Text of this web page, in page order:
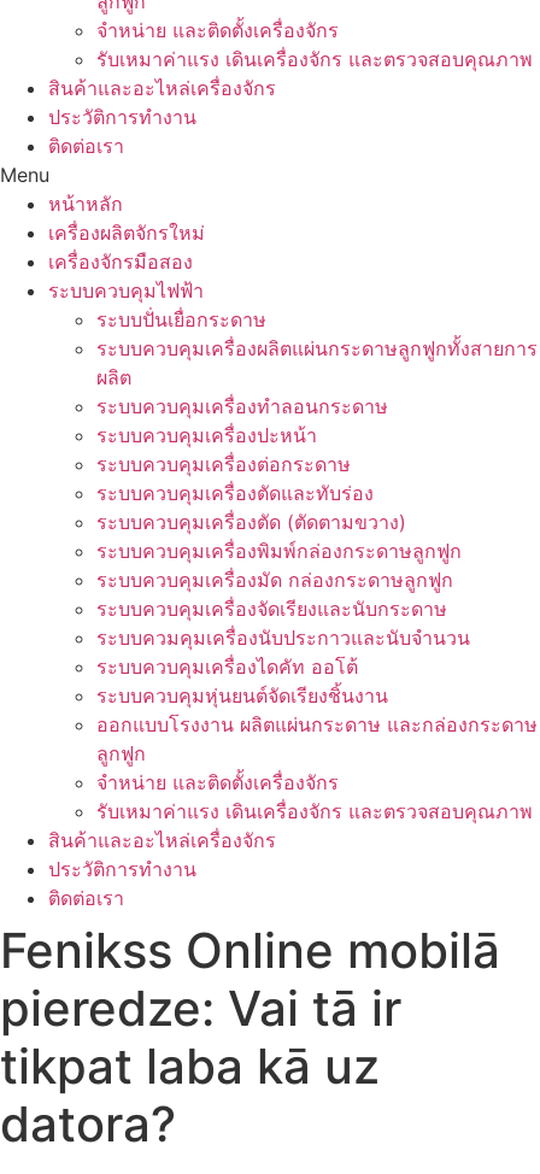
จำหน่าย และติดตั้งเครื่องจักร
รับเหมาค่าแรง เดินเครื่องจักร และตรวจสอบคุณภาพ
สินค้าและอะไหล่เครื่องจักร
ประวัติการทำงาน
ติดต่อเรา
Menu
หน้าหลัก
เครื่องผลิตจักรใหม่
เครื่องจักรมือสอง
ระบบควบคุมไฟฟ้า
ระบบปั่นเยื่อกระดาษ
ระบบควบคุมเครื่องผลิตแผ่นกระดาษลูกฟูกทั้งสายการ
ผลิต
ระบบควบคุมเครื่องทำลอนกระดาษ
ระบบควบคุมเครื่องปะหน้า
ระบบควบคุมเครื่องต่อกระดาษ
ระบบควบคุมเครื่องตัดและทับร่อง
ระบบควบคุมเครื่องตัด (ตัดตามขวาง)
ระบบควบคุมเครื่องพิมพ์กล่องกระดาษลูกฟูก
ระบบควบคุมเครื่องมัด กล่องกระดาษลูกฟูก
ระบบควบคุมเครื่องจัดเรียงและนับกระดาษ
ระบบควมคุมเครื่องนับประกาวและนับจำนวน
ระบบควบคุมเครื่องไดคัท ออโต้
ระบบควบคุมหุ่นยนต์จัดเรียงชิ้นงาน
ออกแบบโรงงาน ผลิตแผ่นกระดาษ และกล่องกระดาษ
ลูกฟูก
จำหน่าย และติดตั้งเครื่องจักร
รับเหมาค่าแรง เดินเครื่องจักร และตรวจสอบคุณภาพ
สินค้าและอะไหล่เครื่องจักร
ประวัติการทำงาน
ติดต่อเรา
Fenikss Online mobilā
pieredze: Vai tā ir
tikpat laba kā uz
datora?